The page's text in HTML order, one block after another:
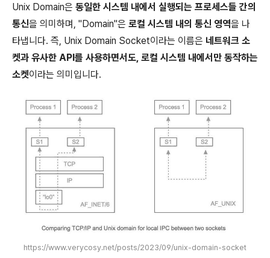
Unix Domain은 동일한 시스템 내에서 실행되는 프로세스들 간의
통신을 의미하며, "Domain"은 로컬 시스템 내의 통신 영역을 나
타냅니다. 즉, Unix Domain Socket이라는 이름은 네트워크 소
켓과 유사한 API를 사용하면서도, 로컬 시스템 내에서만 동작하는
소켓이라는 의미입니다.
https://www.verycosy.net/posts/2023/09/unix-domain-socket